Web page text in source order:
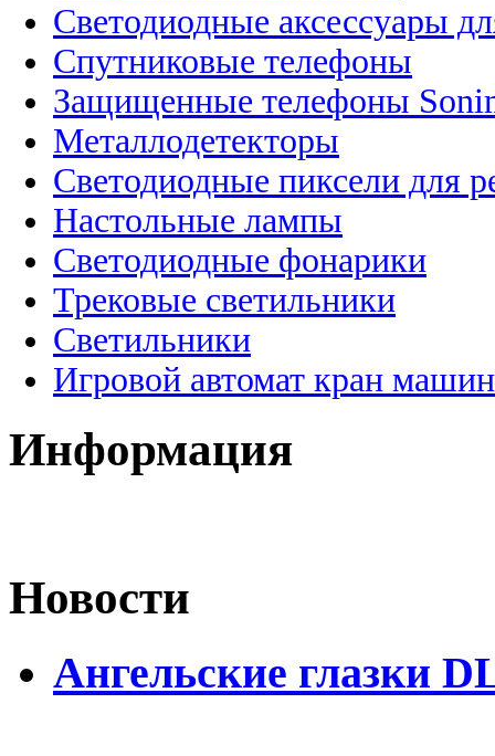
Светодиодные аксессуары
Спутниковые телефоны
Защищенные телефоны
Металлодетекторы
Светодиодные пиксели для
Настольные лампы
Светодиодные фонарики
Трековые светильники
Светильники
Игровой автомат кран
Информация
Новости
Ангельские глазки